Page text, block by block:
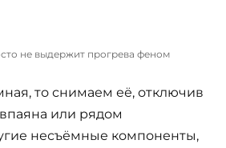
не выдержит прогрева феном
то снимаем её, отключив
или рядом
несъёмные компоненты,